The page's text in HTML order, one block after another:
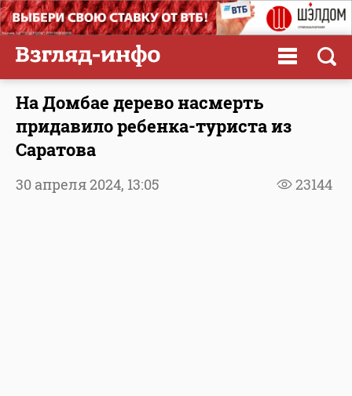
На Домбае дерево насмерть
придавило ребенка-туриста из
Саратова
23144
30 апреля 2024, 13:05